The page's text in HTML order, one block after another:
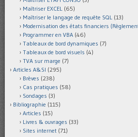
Maîtriser EXCEL (65)
Maîtriser le langage de requête SQL (13)
Modernisation des états financiers
Programmer en VBA (46)
Tableaux de bord dynamiques (7)
Tableaux de bord visuels (4)
TVA sur marge (7)
Articles A&SI (295)
Brèves (238)
Cas pratiques (58)
Sondages (3)
Bibliographie (115)
Articles (15)
Livres & ouvrages (33)
Sites internet (71)